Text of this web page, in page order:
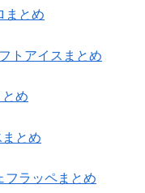
まとめ
トアイスまとめ
め
とめ
フラッペまとめ